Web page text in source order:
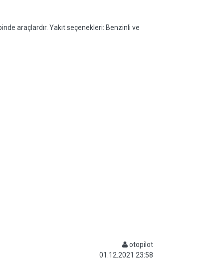
araçlardır. Yakıt seçenekleri: Benzinli ve
otopilot
01.12.2021 23:58